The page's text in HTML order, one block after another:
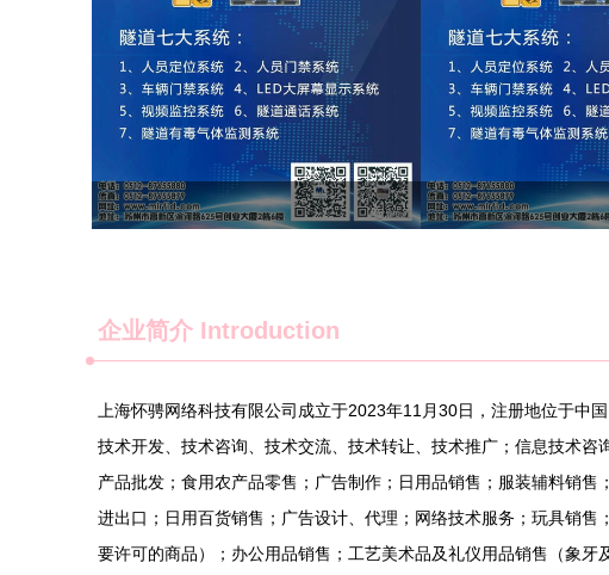
企业简介 Introduction
上海怀骋网络科技有限公司成立于2023年11月30日，注册地位于中
技术开发、技术咨询、技术交流、技术转让、技术推广；信息技术
产品批发；食用农产品零售；广告制作；日用品销售；服装辅料销
进出口；日用百货销售；广告设计、代理；网络技术服务；玩具销
要许可的商品）；办公用品销售；工艺美术品及礼仪用品销售（象